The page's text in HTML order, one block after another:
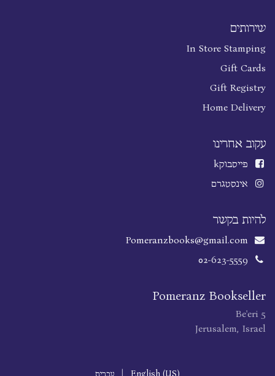
שירותים
In Store Stamping
Gift Cards
Gift Registry
Home Delivery
עקוב אחרינו
פייסבוקk
אינסטגרם
להיות בקשר
Pomeranzbooks@gmail.com
02-623-5559
Pomeranz Bookseller
Be'eri 5
Jerusalem, Israel